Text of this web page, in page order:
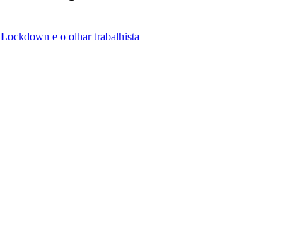
Lockdown e o olhar trabalhista